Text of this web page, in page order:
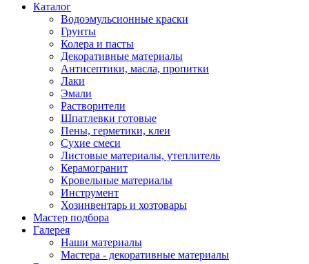
Каталог
Водоэмульсионные краски
Грунты
Колера и пасты
Декоративные материалы
Антисептики, масла, пропитки
Лаки
Эмали
Растворители
Шпатлевки готовые
Пены, герметики, клеи
Сухие смеси
Листовые материалы, утеплитель
Керамогранит
Кровельные материалы
Инструмент
Хозинвентарь и хозтовары
Мастер подбора
Галерея
Наши материалы
Мастера - декоративные материалы